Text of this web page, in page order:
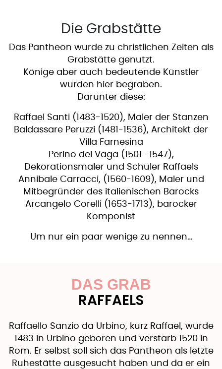
Die Grabstätte
Das Pantheon wurde zu christlichen Zeiten als
Grabstätte genutzt.
Könige aber auch bedeutende Künstler
wurden hier begraben.
Darunter diese:
Raffael Santi (1483-1520), Maler der Stanzen
Baldassare Peruzzi (1481-1536), Architekt der
Villa Farnesina
Perino del Vaga (1501- 1547),
Dekorationsmaler und Schüler Raffaels
Annibale Carracci, (1560-1609), Maler und
Mitbegründer des italienischen Barocks
Arcangelo Corelli (1653-1713), barocker
Komponist
Um nur ein paar wenige zu nennen…
DAS GRAB
RAFFAELS
Raffaello Sanzio da Urbino, kurz Raffael, wurde
1483 in Urbino geboren und verstarb 1520 in
Rom. Er selbst soll sich das Pantheon als letzte
Ruhestätte ausgesucht haben und da er ein